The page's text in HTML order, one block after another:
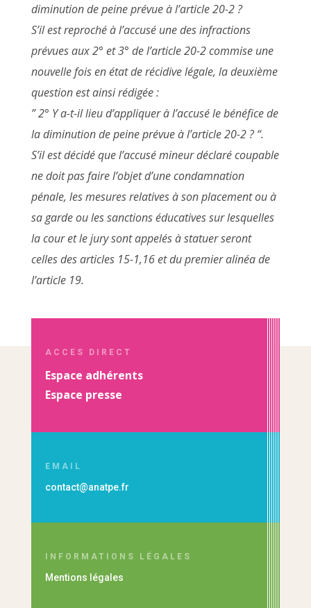
diminution de peine prévue à l’article 20-2 ?
S’il est reproché à l’accusé une des infractions
prévues aux 2° et 3° de l’article 20-2 commise une
nouvelle fois en état de récidive légale, la deuxième
question est ainsi rédigée :
” 2° Y a-t-il lieu d’appliquer à l’accusé le bénéfice de
la diminution de peine prévue à l’article 20-2 ? “.
S’il est décidé que l’accusé mineur déclaré coupable
ne doit pas faire l’objet d’une condamnation
pénale, les mesures relatives à son placement ou à
sa garde ou les sanctions éducatives sur lesquelles
la cour et le jury sont appelés à statuer seront
celles des articles 15-1,16 et du premier alinéa de
l’article 19.
ACCES DIRECT
Espace adhérents
Espace presse
EMAIL
contact@anatpe.fr
INFORMATIONS LÉGALES
Mentions légales